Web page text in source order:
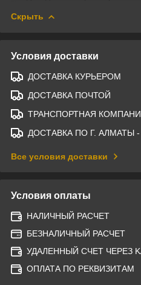
Скрыть
Условия доставки
ДОСТАВКА КУРЬЕРОМ
ДОСТАВКА ПОЧТОЙ
ТРАНСПОРТНАЯ
ДОСТАВКА ПО Г. АЛМАТЫ
Все условия доставки
Условия оплаты
НАЛИЧНЫЙ РАСЧЕТ
БЕЗНАЛИЧНЫЙ РАСЧЕТ
УДАЛЕННЫЙ СЧЕТ ЧЕРЕЗ
ОПЛАТА ПО РЕКВИЗИТАМ